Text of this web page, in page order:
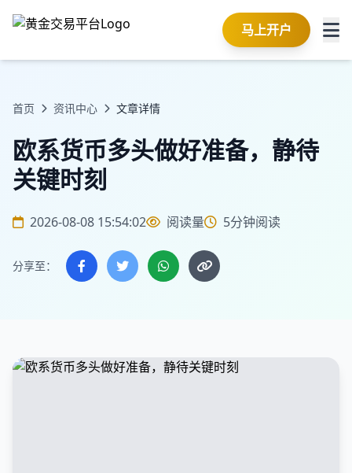
马上开户
首页 资讯中心 文章详情
欧系货币多头做好准备，静待
关键时刻
2026-08-08 15:54:02 阅读量 5分钟阅读
分享至：